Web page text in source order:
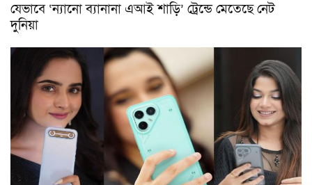
যেভাবে ‘ন্যানো ব্যানানা এআই শাড়ি’ ট্রেন্ডে মেতেছে নেট
দুনিয়া